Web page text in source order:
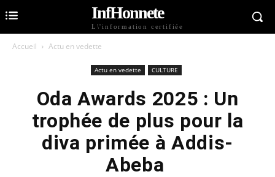
InfHonnete
L\'information certifiée
Accueil Actu en vedette
Actu en vedette CULTURE
Oda Awards 2025 : Un
trophée de plus pour la
diva primée à Addis-
Abeba